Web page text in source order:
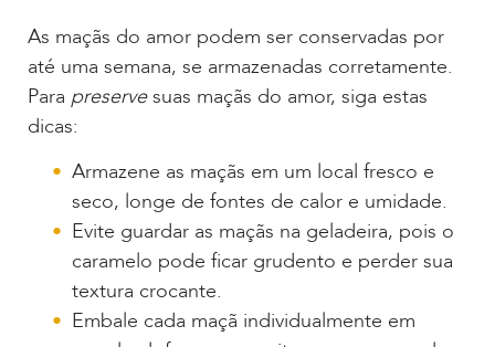
As maçãs do amor podem ser conservadas por
até uma semana, se armazenadas corretamente.
Para preservesuas maçãs do amor, siga estas
dicas:
Armazene as maçãs em um local fresco e
seco, longe de fontes de calor e umidade.
Evite guardar as maçãs na geladeira, pois o
caramelo pode ficar grudento e perder sua
textura crocante.
Embale cada maçã individualmente em